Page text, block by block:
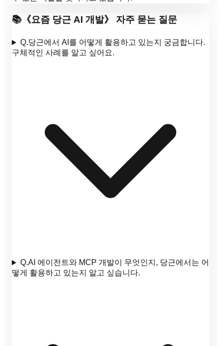
📚 《요즘 당근 AI 개발》 자주 묻는 질문
Q.당근에서 AI를 어떻게 활용하고 있는지 궁금합니다.
구체적인 사례를 알고 싶어요.
Q.AI 에이전트와 MCP 개발이 무엇인지, 당근에서는 어
떻게 활용하고 있는지 알고 싶습니다.